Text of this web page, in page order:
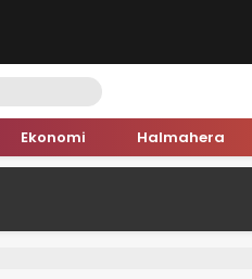
Ekonomi Halmahera